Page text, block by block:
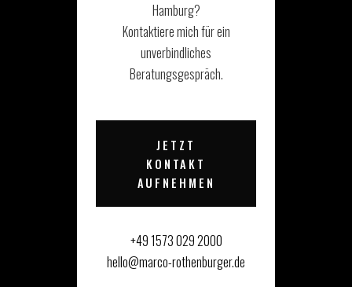
Hamburg?
Kontaktiere mich für ein
unverbindliches
Beratungsgespräch.
JETZT
KONTAKT
AUFNEHMEN
+49 1573 029 2000
hello@marco-rothenburger.de